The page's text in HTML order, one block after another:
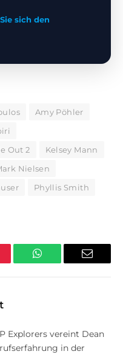
sich den
Amy Pöhler
Out 2
Kelsey Mann
Nielsen
Phyllis Smith
WhatsApp E-
Explorers vereint Dean
in der